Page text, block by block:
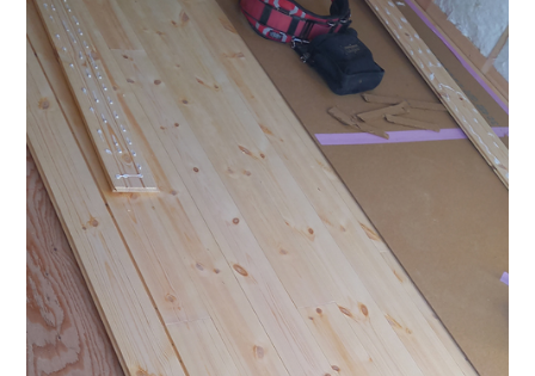
ライフスタイル
クオリティ
お知らせ
ブログ
会社概要
スタッフ紹介